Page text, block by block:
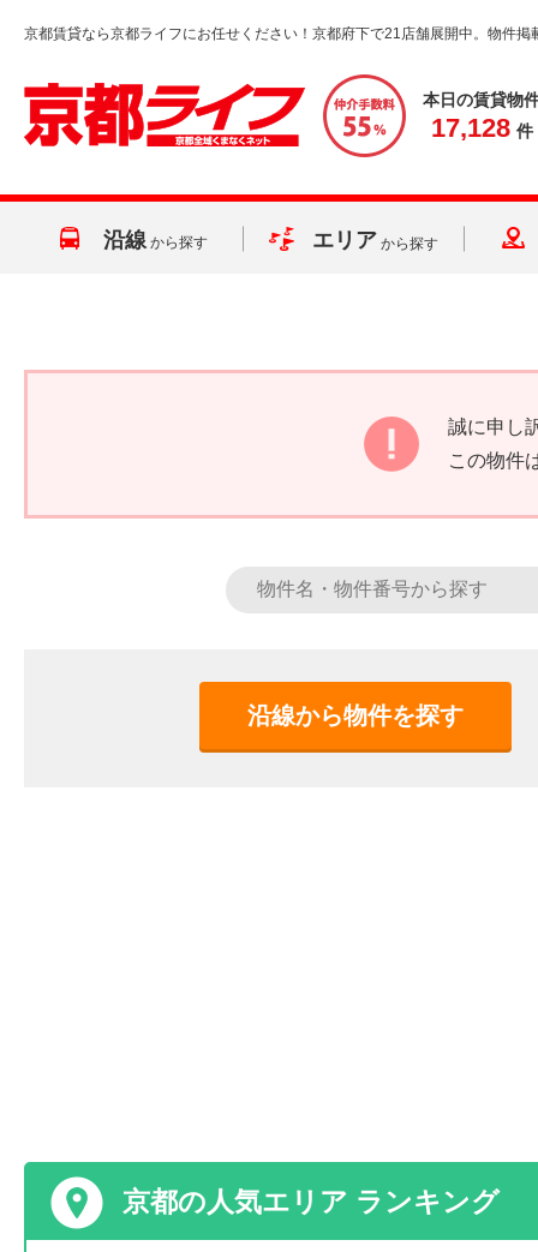
京都賃貸なら京都ライフにお任せください！京都府下で21店舗展開中。物件掲
本日の賃貸物
17,128 件
沿線 から探す エリア から探す
誠に申し
この物件
沿線から物件を探す
京都の人気エリア ランキング